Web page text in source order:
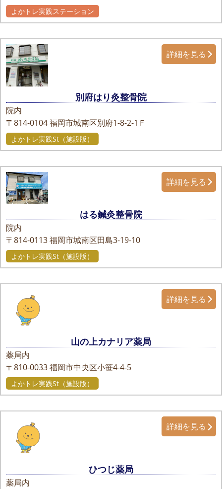
よかトレ実践ステーション
別府はり灸整骨院
院内
〒814-0104福岡市城南区別府1-8-2-1Ｆ
詳細を見る
よかトレ実践St（施設版）
はる鍼灸整骨院
院内
〒814-0113福岡市城南区田島3-19-10
詳細を見る
よかトレ実践St（施設版）
山の上カナリア薬局
薬局内
〒810-0033福岡市中央区小笹4-4-5
詳細を見る
よかトレ実践St（施設版）
ひつじ薬局
薬局内
詳細を見る